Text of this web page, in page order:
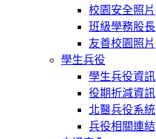
校園安全照片
班級學務股長
友善校園照片
學生兵役
學生兵役資訊
役期折減資訊
北醫兵役系統
兵役相關連結